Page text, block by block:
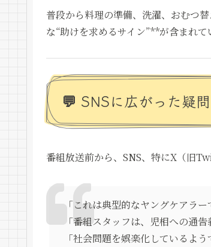
普段から料理の準備、洗濯、おむつ
な“助けを求めるサイン”**が含まれて
💬 SNSに広がった疑
番組放送前から、SNS、特にX（旧
「これは典型的なヤングケアラー
「番組スタッフは、児相への通告
「社会問題を娯楽化しているよう